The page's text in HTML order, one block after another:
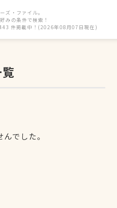
ズ・ファイル。
みの条件で検索！
件掲載中！(2026年08月07日現在)
でした。